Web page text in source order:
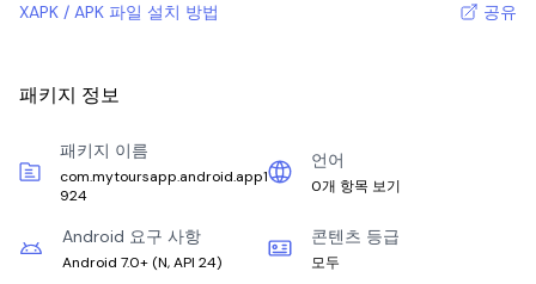
XAPK / APK 파일 설치 방법 공유
패키지 정보
패키지 이름
com.mytoursapp.android.app1
924
언어
0개 항목 보기
Android 요구 사항
Android 7.0+ (N, API 24)
콘텐츠 등급
모두